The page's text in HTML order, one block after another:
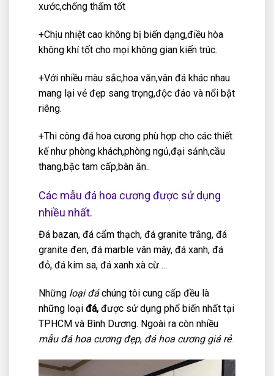
xước,chống thấm tốt
+Chịu nhiệt cao không bị biến dạng,điều hòa
không khí tốt cho mọi không gian kiến trúc.
+Với nhiều màu sắc,hoa văn,vân đá khác nhau
mang lại vẻ đẹp sang trọng,độc đáo và nổi bật
riêng.
+Thi công đá hoa cương phù hợp cho các thiết
kế như phòng khách,phòng ngủ,đại sảnh,cầu
thang,bậc tam cấp,bàn ăn..
Các mẫu đá hoa cương được sử dụng
nhiều nhất.
Đá bazan, đá cẩm thạch, đá granite trắng, đá
granite đen, đá marble vân mây, đá xanh, đá
đỏ, đá kim sa, đá xanh xà cừ….
Những loại đáchúng tôi cung cấp đều là
những loại đá, được sử dụng phổ biến nhất tại
TPHCM và Bình Dương. Ngoài ra còn nhiều
mẫu đá hoa cương đẹp, đá hoa cương giá rẻ.